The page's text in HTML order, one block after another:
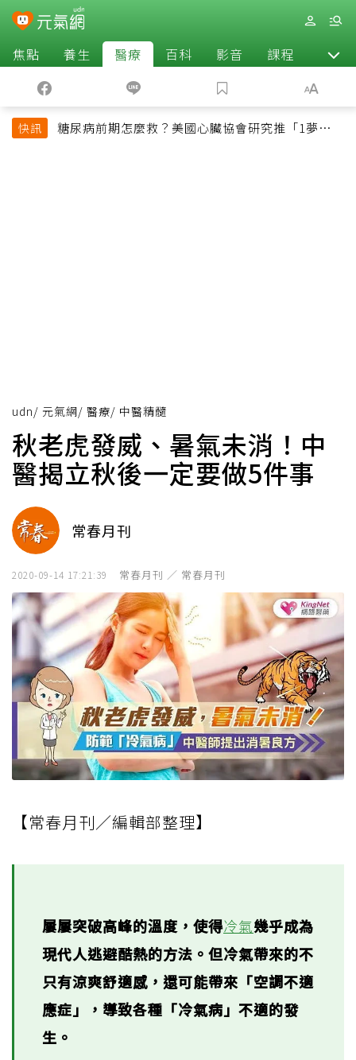
焦點 養生 醫療 百科 影音 課程 退休
快訊
糖尿病前期怎麼救？美國心臟協會研究推「1夢幻水
udn/ 元氣網/ 醫療/ 中醫精髓
秋老虎發威、暑氣未消！中
醫揭立秋後一定要做5件事
常春月刊
2020-09-14 17:21:39 常春月刊 ／ 常春月刊
【常春月刊／編輯部整理】
屢屢突破高峰的溫度，使得冷氣幾乎成為
現代人逃避酷熱的方法。但冷氣帶來的不
只有涼爽舒適感，還可能帶來「空調不適
應症」，導致各種「冷氣病」不適的發
生。